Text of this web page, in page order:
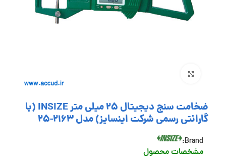
ضخامت سنج دیجیتال 25 میلی متر INSIZE (با
گارانتی رسمی شرکت اینسایز) مدل 2163-25
Brand:
مشخصات محصول